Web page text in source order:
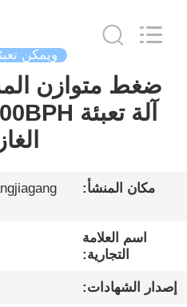
الصفحة
الرئيسية
جولة
Machinery
Reserved.
ويمكن
ضغط متوازن
مكان المنشأ:
اسم العلامة
التجارية:
إصدار الشهادات: